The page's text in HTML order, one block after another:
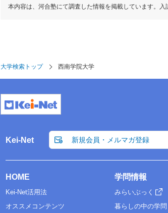
本内容は、河合塾にて調査した情報を掲載しています。
大学検索トップ 西南学院大学
Kei-Net 新規会員・メルマガ登録
HOME
Kei-Net活用法
オススメコンテンツ
学問情報
みらいぶっく
暮らしの中の学問